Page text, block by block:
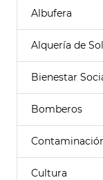
Albufera
Alquería de
Bienestar
Bomberos
Cultura